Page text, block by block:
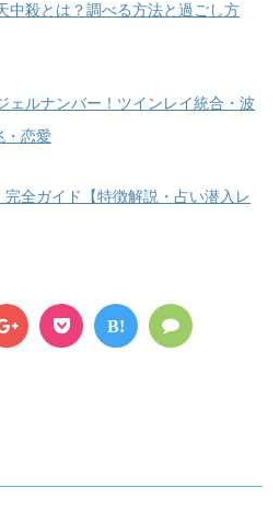
中殺とは？調べる方法と過ごし方
ェルナンバー！ツインレイ統合・波
・恋愛
全ガイド【特徴解説・占い潜入レ
B!